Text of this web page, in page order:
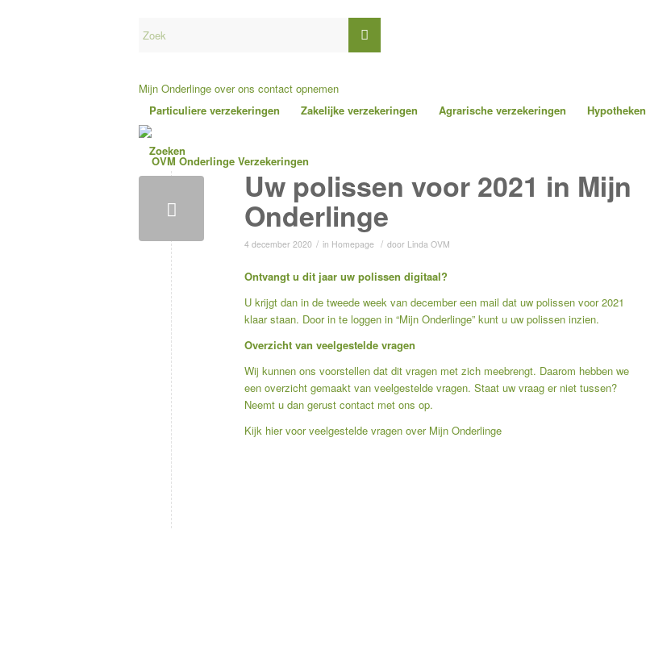
Mijn Onderlinge over ons contact opnemen
Particuliere verzekeringen
Zakelijke verzekeringen Agrarische verzekeringen Hypotheken
Zoeken
Uw polissen voor 2021 in Mijn
Onderlinge
4 december 2020 / in Homepage / door Linda OVM
Ontvangt u dit jaar uw polissen digitaal?
U krijgt dan in de tweede week van december een mail dat uw polissen voor 2021
klaar staan. Door in te loggen in “Mijn Onderlinge” kunt u uw polissen inzien.
Overzicht van veelgestelde vragen
Wij kunnen ons voorstellen dat dit vragen met zich meebrengt. Daarom hebben we
een overzicht gemaakt van veelgestelde vragen. Staat uw vraag er niet tussen?
Neemt u dan gerust contact met ons op.
Kijk hier voorveelgestelde vragen over Mijn Onderlinge